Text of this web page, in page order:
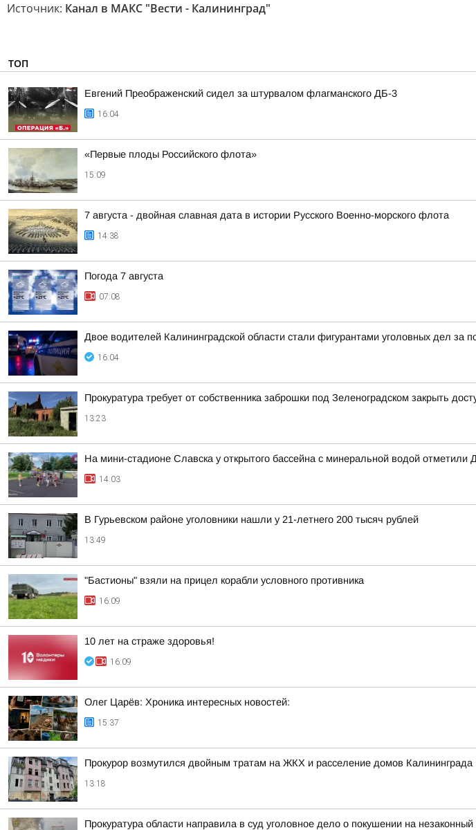
Источник: Канал в МАКС "Вести - Калининград"
ТОП
Евгений Преображенский сидел за штурвалом флагманского ДБ-3
16:04
«Первые плоды Российского флота»
15:09
7 августа - двойная славная дата в истории Русского Военно-морского флота
14:38
Погода 7 августа
07:08
Двое водителей Калининградской области стали фигурантами уголовных дел за
16:04
Прокуратура требует от собственника заброшки под Зеленоградском закрыть
13:23
На мини-стадионе Славска у открытого бассейна с минеральной водой отметили
14:03
В Гурьевском районе уголовники нашли у 21-летнего 200 тысяч рублей
13:49
"Бастионы" взяли на прицел корабли условного противника
16:09
10 лет на страже здоровья!
16:09
Олег Царёв: Хроника интересных новостей:
15:37
Прокурор возмутился двойным тратам на ЖКХ и расселение домов Калининграда
13:18
Прокуратура области направила в суд уголовное дело о покушении на незаконный